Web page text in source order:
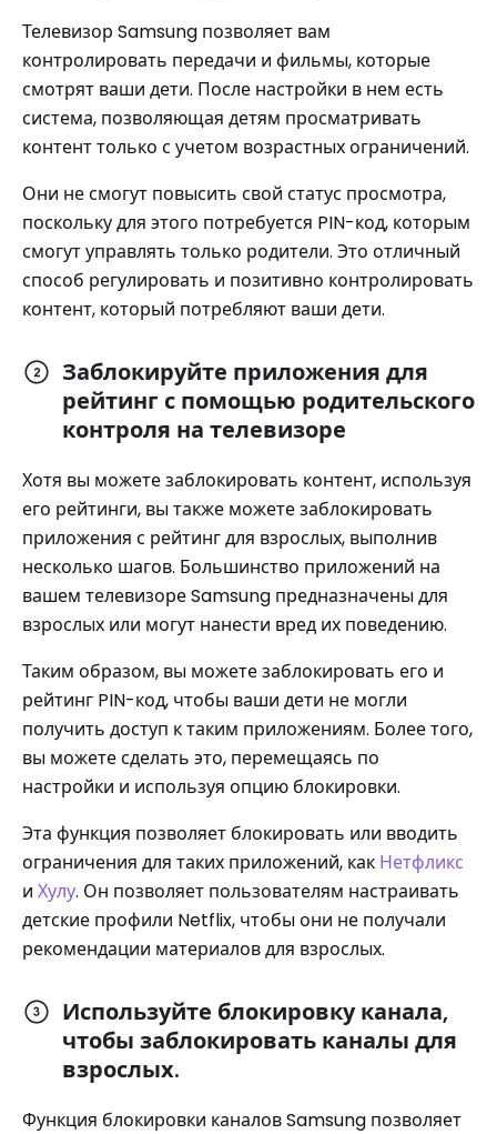
Телевизор Samsung позволяет вам
контролировать передачи и фильмы, которые
смотрят ваши дети. После настройки в нем есть
система, позволяющая детям просматривать
контент только с учетом возрастных ограничений.
Они не смогут повысить свой статус просмотра,
поскольку для этого потребуется PIN-код, которым
смогут управлять только родители. Это отличный
способ регулировать и позитивно контролировать
контент, который потребляют ваши дети.
Заблокируйте приложения для
рейтинг с помощью родительского
контроля на телевизоре
Хотя вы можете заблокировать контент, используя
его рейтинги, вы также можете заблокировать
приложения с рейтинг для взрослых, выполнив
несколько шагов. Большинство приложений на
вашем телевизоре Samsung предназначены для
взрослых или могут нанести вред их поведению.
Таким образом, вы можете заблокировать его и
рейтинг PIN-код, чтобы ваши дети не могли
получить доступ к таким приложениям. Более того,
вы можете сделать это, перемещаясь по
настройки и используя опцию блокировки.
Эта функция позволяет блокировать или вводить
ограничения для таких приложений, как Нетфликс
и Хулу. Он позволяет пользователям настраивать
детские профили Netflix, чтобы они не получали
рекомендации материалов для взрослых.
Используйте блокировку канала,
чтобы заблокировать каналы для
взрослых.
Функция блокировки каналов Samsung позволяет